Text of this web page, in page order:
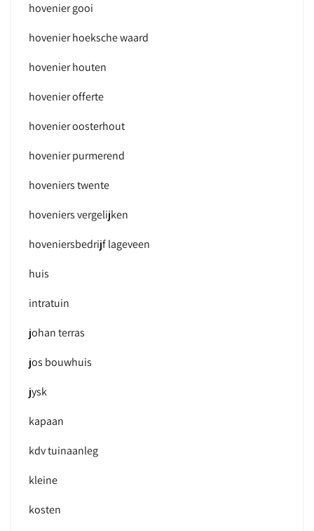
hovenier gooi
hovenier hoeksche waard
hovenier houten
hovenier offerte
hovenier oosterhout
hovenier purmerend
hoveniers twente
hoveniers vergelijken
hoveniersbedrijf lageveen
huis
intratuin
johan terras
jos bouwhuis
jysk
kapaan
kdv tuinaanleg
kleine
kosten